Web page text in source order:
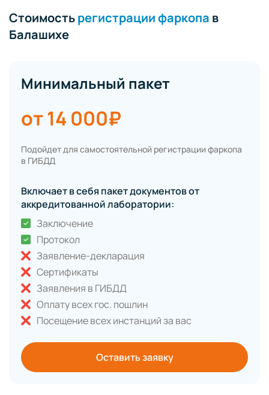
Стоимостьрегистрации фаркопа в
Балашихе
Минимальный пакет
от 14 000₽
Подойдет для самостоятельной регистрации фаркопа
в ГИБДД
Включает в себя пакет документов от
аккредитованной лаборатории:
Заключение
Протокол
Заявление-декларация
Сертификаты
Заявления в ГИБДД
Оплату всех гос. пошлин
Посещение всех инстанций за вас
Оставить заявку